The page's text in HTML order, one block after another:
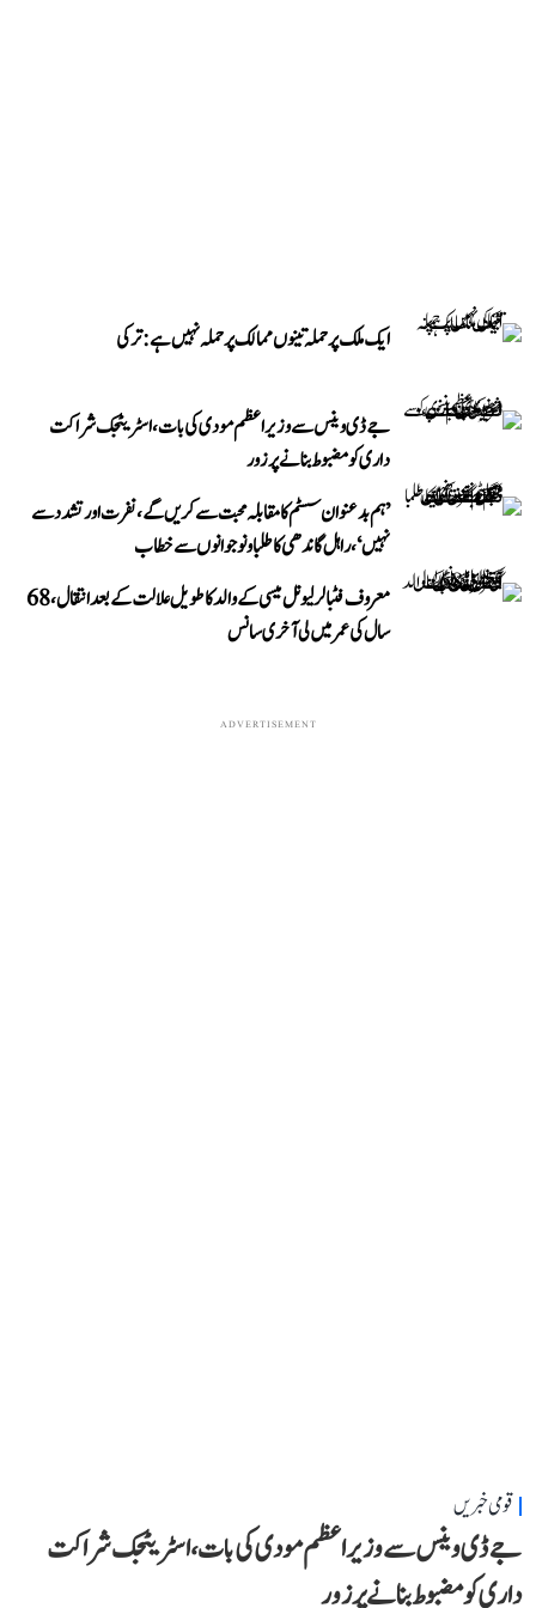
ایک ملک پر حملہ تینوں ممالک پر حملہ نہیں ہے: ترکی
جے ڈی وینس سے وزیر اعظم مودی کی بات، اسٹریٹجک شراکت
داری کو مضبوط بنانے پر زور
’ہم بدعنوان سسٹم کا مقابلہ محبت سے کریں گے، نفرت اور تشدد سے
نہیں‘، راہل گاندھی کا طلبا و نوجوانوں سے خطاب
معروف فٹبالر لیونل میسی کے والد کا طویل علالت کے بعد انتقال، 68
سال کی عمر میں لی آخری سانس
ADVERTISEMENT
قومی خبریں
جے ڈی وینس سے وزیر اعظم مودی کی بات، اسٹریٹجک شراکت
داری کو مضبوط بنانے پر زور